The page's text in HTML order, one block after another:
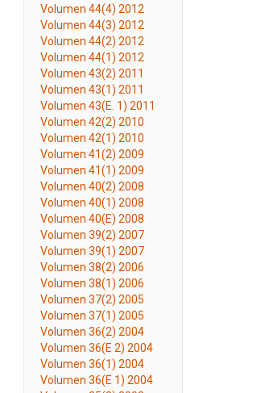
Volumen 44(4) 2012
Volumen 44(3) 2012
Volumen 44(2) 2012
Volumen 44(1) 2012
Volumen 43(2) 2011
Volumen 43(1) 2011
Volumen 43(E. 1) 2011
Volumen 42(2) 2010
Volumen 42(1) 2010
Volumen 41(2) 2009
Volumen 41(1) 2009
Volumen 40(2) 2008
Volumen 40(1) 2008
Volumen 40(E) 2008
Volumen 39(2) 2007
Volumen 39(1) 2007
Volumen 38(2) 2006
Volumen 38(1) 2006
Volumen 37(2) 2005
Volumen 37(1) 2005
Volumen 36(2) 2004
Volumen 36(E 2) 2004
Volumen 36(1) 2004
Volumen 36(E 1) 2004